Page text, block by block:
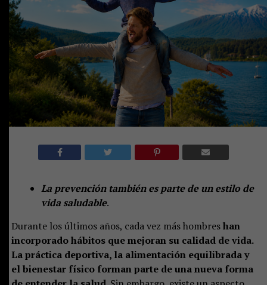
La prevención también es parte de un estilo de
vida saludable.
Durante los últimos años, cada vez más hombreshan
incorporado hábitos que mejoran su calidad de vida.
La práctica deportiva, la alimentación equilibrada y
el bienestar físico forman parte de una nueva forma